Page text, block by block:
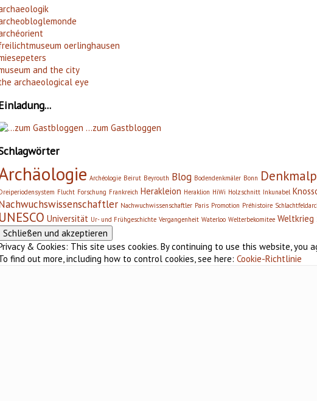
oerlinghausen
and the city
archaeological eye
…zum Gastbloggen
Archéologie Beirut Beyrouth Blog Bodendenkmäler Bonn
Flucht Forschung Frankreich Herakleion Heraklion HiWi Holzschnitt Inkunabel
Nachwuchwissenschaftler Paris Promotion Préhistoire
UNESCO Universität Ur- und Frühgeschichte Vergangenheit Waterloo Welterbekomitee Weltkrieg
& Cookies: This site uses cookies. By continuing to use this website, you
find out more, including how to control cookies, see here:Cookie-Richtlinie